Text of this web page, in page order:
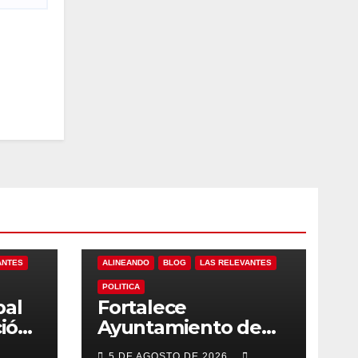
ALINEANDO BLOG LAS RELEVANTES
POLITICA
Fortalece
Ayuntamiento de
Los Cabos